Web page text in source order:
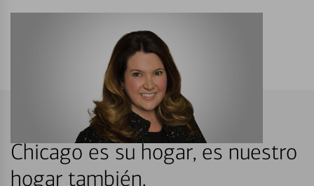
Chicago es su hogar, es nuestro
hogar también.